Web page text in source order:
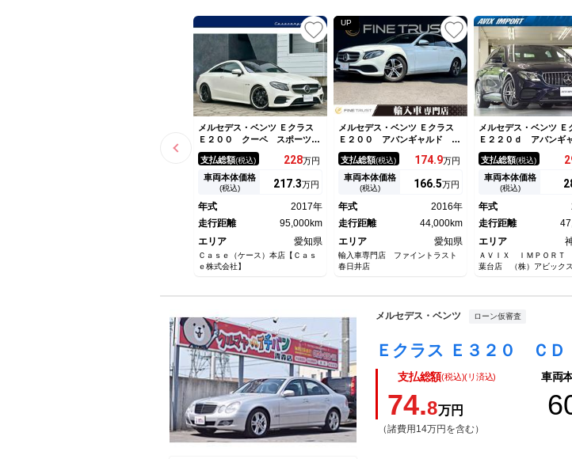
メルセデス・ベンツ Ｅクラス
Ｅ２００ クーペ スポーツ
レザーＰＫＧ パノラミックス
ライディングルーフ ブルメス
ターサウンドシステム エアバ
ランスＰＫＧ レーダーセーフ
パノラミックビューモニター
パフュームアトマイザー
支払総額(税込) 228万円
車両本体価格
(税込) 217.3万円
年式
2017年
走行距離
95,000km
エリア
愛知県
Ｃａｓｅ（ケース）本店【Ｃａｓ
ｅ株式会社】
UP
メルセデス・ベンツ Ｅクラス
Ｅ２００ アバンギャルド レ
ザーパッケージ 黒本革シー
ト Ｂｕｒｍｅｓｔｅｒスピー
カー ６ヶ月走行距離無制限保
証付 純正１２．３インチナ
モニター アダプティブクルー
ズコントロール パーキングア
支払総額(税込) 174.9万円
車両本体価格
(税込) 166.5万円
年式
2016年
走行距離
44,000km
エリア
愛知県
輸入車専門店 ファイントラスト
春日井店
メルセデス・ベンツ Ｅ
Ｅ２２０ｄ アバン
ＡＭＧライン ＥＸＣ
革 ＨＤＤナビ３６０
ラ 中期ステア Ｍｅコ
ト ＨＵＤ Ｂｕｒｍ
ー マルチビームＬＥ
トランク Ｐアシス
支払総額(税込)
車両本体価格
(税込)
年式
走行距離
エリア
ＡＶＩＸ ＩＭＰＯＲＴ
葉台店 （株）アビックス
メルセデス・ベンツ ローン仮審査
支払総額(税込)(リ済込)
74.8万円
（諸費用14万円を含む）
車両